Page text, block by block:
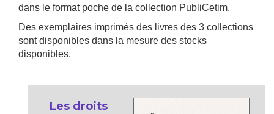
dans le format poche de la collection PubliCetim.
Des exemplaires imprimés des livres des 3 collections
sont disponibles dans la mesure des stocks
disponibles.
Les droits